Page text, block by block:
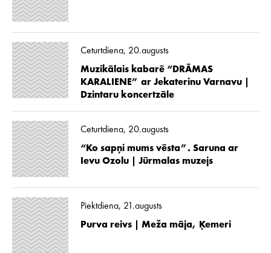
Ceturtdiena, 20.augusts
Muzikālais kabarē “DRĀMAS
KARALIENE” ar Jekaterinu Varnavu |
Dzintaru koncertzāle
Ceturtdiena, 20.augusts
“Ko sapņi mums vēsta”. Saruna ar
Ievu Ozolu | Jūrmalas muzejs
Piektdiena, 21.augusts
Purva reivs | Meža māja, Ķemeri